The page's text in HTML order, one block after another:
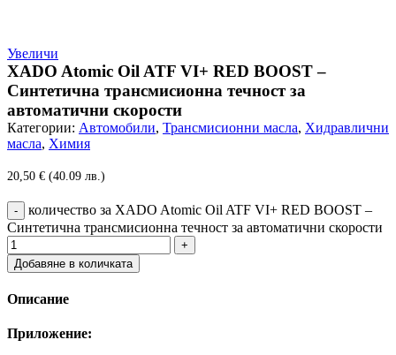
Увеличи
XADO Atomic Oil ATF VI+ RED BOOST –
Синтетична трансмисионна течност за
автоматични скорости
Категории: Автомобили, Трансмисионни масла, Хидравлични
масла, Химия
20,50 € (40.09 лв.)
количество за XADO Atomic Oil ATF VI+ RED BOOST –
Синтетична трансмисионна течност за автоматични скорости
Добавяне в количката
Описание
Приложение: